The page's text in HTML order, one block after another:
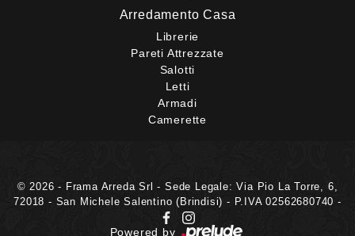
Arredamento Casa
Librerie
Pareti Attrezzate
Salotti
Letti
Armadi
Camerette
© 2026 - Frama Arreda Srl - Sede Legale: Via Pio La Torre, 6,
72018 - San Michele Salentino (Brindisi) - P.IVA 02562680740 -
Powered by